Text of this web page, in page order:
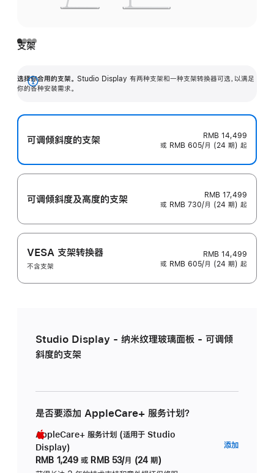
支架
选择你合用的支架。 Studio Display 有两种支架和一种支架转换器可选，以满足
你的各种安装需求。
展
可调倾斜度的支架
RMB 14,499
或 RMB 605/月 (24 期) 起
可调倾斜度及高‍度的支‍架
RMB 17,499
或 RMB 730/月 (24 期) 起
VESA 支架转换器
不含支架
RMB 14,499
或 RMB 605/月 (24 期) 起
Studio Display - 纳米纹理玻璃面板 - 可调倾
斜度的支架
是否要添加 AppleCare+ 服务计划？
AppleCare+ 服务计划 (适用于 Studio
Display)
RMB 1,249 或 RMB 53/月 (24 期)
添加